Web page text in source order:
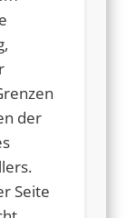
der
Seite